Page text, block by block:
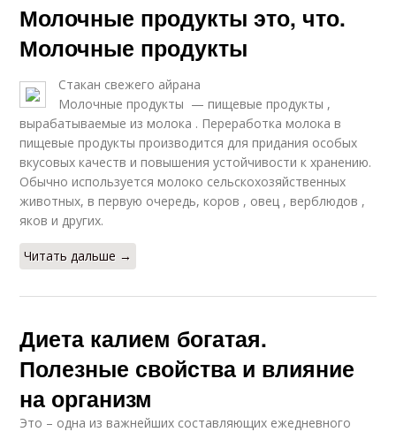
Молочные продукты это, что.
Молочные продукты
Стакан свежего айрана
Молочные продукты — пищевые продукты ,
вырабатываемые из молока . Переработка молока в
пищевые продукты производится для придания особых
вкусовых качеств и повышения устойчивости к хранению.
Обычно используется молоко сельскохозяйственных
животных, в первую очередь, коров , овец , верблюдов ,
яков и других.
Читать дальше →
Диета калием богатая.
Полезные свойства и влияние
на организм
Это – одна из важнейших составляющих ежедневного